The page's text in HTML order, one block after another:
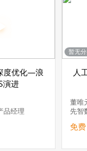
度优化—浪
演进
品经理
暂无
人
董唯
先智
免费